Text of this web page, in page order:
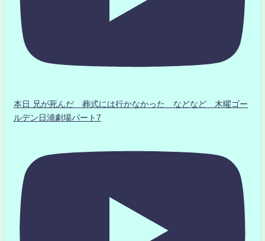
本日 兄が死んだ 葬式には行かなかった などなど 木曜ゴー
ルデン日浦劇場パート7